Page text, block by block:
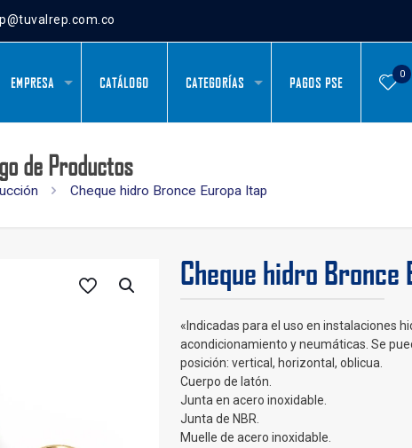
EMPRESA CATÁLOGO CATEGORÍAS PAGOS PSE
0
de Productos
Cheque hidro Bronce Europa Itap
Cheque hidro Bronce
«Indicadas para el uso en instalaciones
acondicionamiento y neumáticas. Se
posición: vertical, horizontal, oblicua.
Cuerpo de latón.
Junta en acero inoxidable.
Junta de NBR.
Muelle de acero inoxidable.